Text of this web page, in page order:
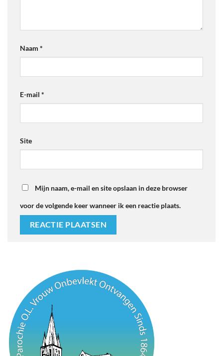
Naam *
E-mail *
Site
Mijn naam, e-mail en site opslaan in deze browser
voor de volgende keer wanneer ik een reactie plaats.